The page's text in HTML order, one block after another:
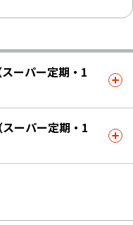
ーパー定期・1
ーパー定期・1